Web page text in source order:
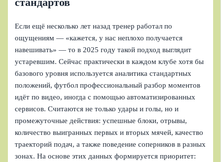
стандартов
Если ещё несколько лет назад тренер работал по
ощущениям — «кажется, у нас неплохо получается
навешивать» — то в 2025 году такой подход выглядит
устаревшим. Сейчас практически в каждом клубе хотя бы
базового уровня используется аналитика стандартных
положений, футбол профессиональный разбор моментов
идёт по видео, иногда с помощью автоматизированных
сервисов. Считаются не только удары и голы, но и
промежуточные действия: успешные блоки, отрывы,
количество выигранных первых и вторых мячей, качество
траекторий подач, а также поведение соперников в разных
зонах. На основе этих данных формируется приоритет: